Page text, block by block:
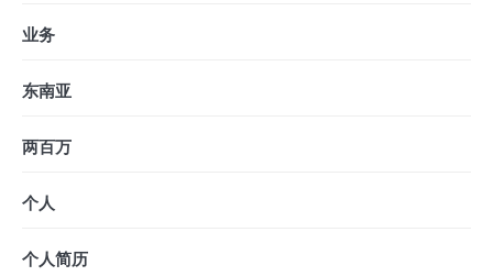
业务
东南亚
两百万
个人
个人简历